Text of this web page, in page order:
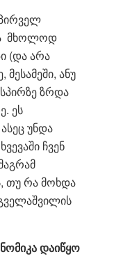
მხოლოდ
(და არა
ანუ
ზრდა
ეს
უნდა
ჩვენ
თუ რა მოხდა
დაიწყო